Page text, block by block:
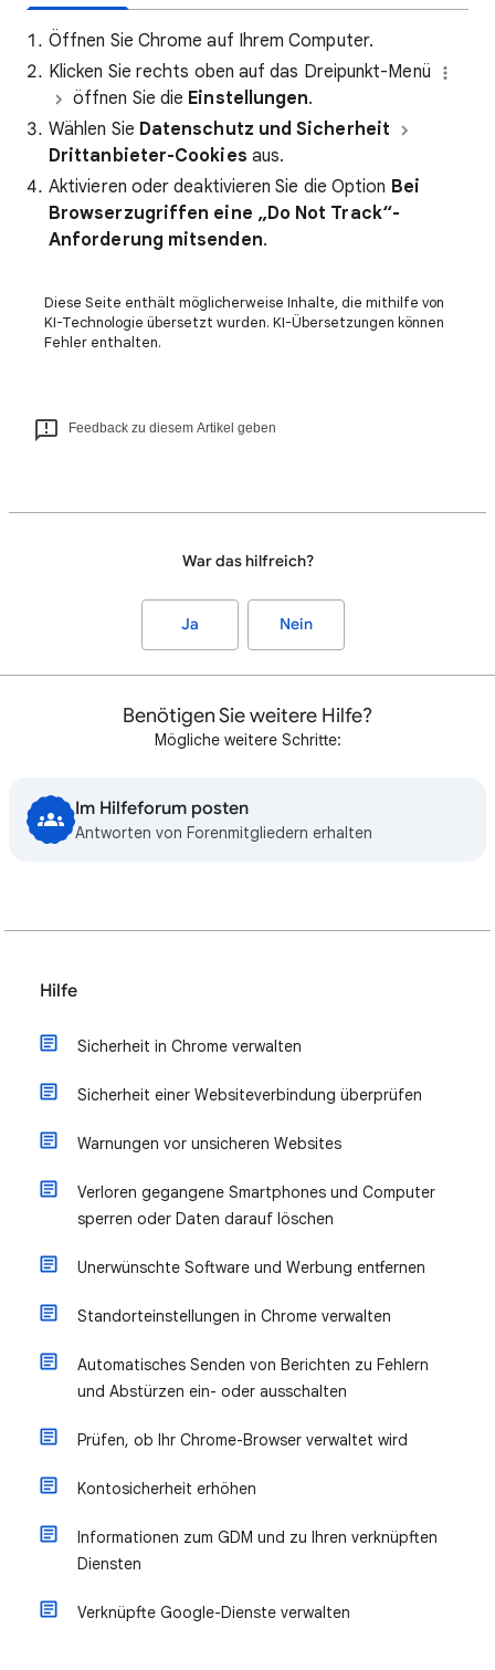
Öffnen Sie Chrome auf Ihrem Computer.
Klicken Sie rechts oben auf das Dreipunkt-Menü
öffnen Sie die Einstellungen.
Wählen Sie Datenschutz und Sicherheit
Drittanbieter-Cookies aus.
Aktivieren oder deaktivieren Sie die Option Bei
Browserzugriffen eine „Do Not Track“-
Anforderung mitsenden.
Diese Seite enthält möglicherweise Inhalte, die mithilfe von
KI-Technologie übersetzt wurden. KI-Übersetzungen können
Fehler enthalten.
Feedback zu diesem Artikel geben
War das hilfreich?
Ja Nein
Benötigen Sie weitere Hilfe?
Mögliche weitere Schritte:
Im Hilfeforum posten
Antworten von Forenmitgliedern erhalten
Hilfe
Sicherheit in Chrome verwalten
Sicherheit einer Websiteverbindung überprüfen
Warnungen vor unsicheren Websites
Verloren gegangene Smartphones und Computer
sperren oder Daten darauf löschen
Unerwünschte Software und Werbung entfernen
Standorteinstellungen in Chrome verwalten
Automatisches Senden von Berichten zu Fehlern
und Abstürzen ein- oder ausschalten
Prüfen, ob Ihr Chrome-Browser verwaltet wird
Kontosicherheit erhöhen
Informationen zum GDM und zu Ihren verknüpften
Diensten
Verknüpfte Google-Dienste verwalten